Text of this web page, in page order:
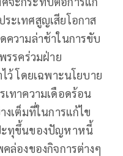
ะเทศสูญเสียโอกาส
ความล่าช้าในการขับ
รรคร่วมฝ่าย
ว้ โดยเฉพาะนโยบาย
ทาความเดือดร้อน
งเต็มที่ในการแก้ไข
ะทุขึ้นของปัญหาหนี้
ล่องของกิจการต่างๆ